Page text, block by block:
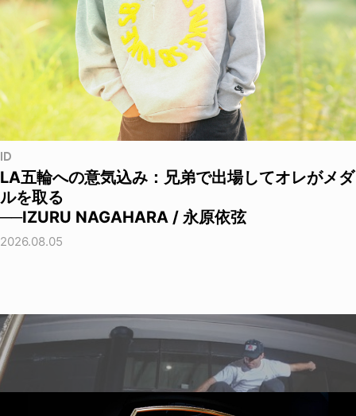
ID
LA五輪への意気込み：兄弟で出場してオレがメダ
ルを取る
──IZURU NAGAHARA / 永原依弦
2026.08.05